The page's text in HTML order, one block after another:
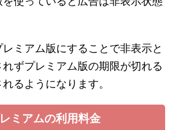
ミアム版にすることで非表示と
ずプレミアム版の期限が切れる
るようになります。
ミアムの利用料金